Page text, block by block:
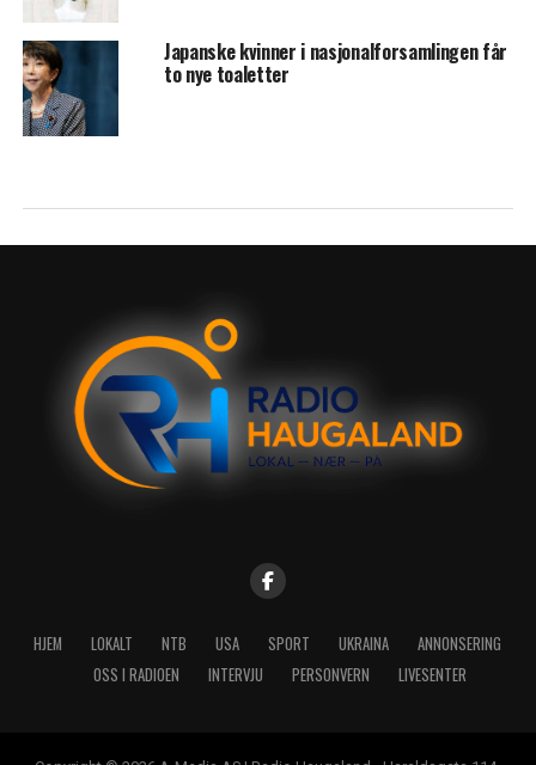
Japanske kvinner i nasjonalforsamlingen får
to nye toaletter
HJEM LOKALT NTB USA SPORT UKRAINA
ANNONSERING
OSS I RADIOEN
INTERVJU PERSONVERN LIVESENTER